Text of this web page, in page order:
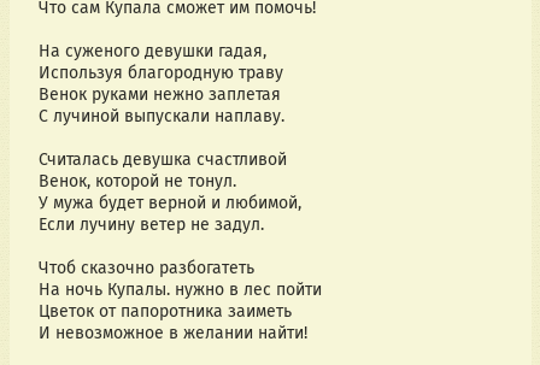
Что сам Купала сможет им помочь!
На суженого девушки гадая,
Используя благородную траву
Венок руками нежно заплетая
С лучиной выпускали наплаву.
Считалась девушка счастливой
Венок, которой не тонул.
У мужа будет верной и любимой,
Если лучину ветер не задул.
Чтоб сказочно разбогатеть
На ночь Купалы. нужно в лес пойти
Цветок от папоротника заиметь
И невозможное в желании найти!